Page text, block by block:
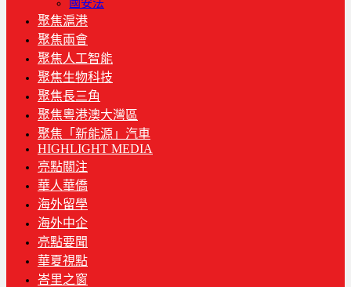
國安法
聚焦滬港
聚焦兩會
聚焦人工智能
聚焦生物科技
聚焦長三角
聚焦粵港澳大灣區
聚焦「新能源」汽車
HIGHLIGHT MEDIA
亮點關注
華人華僑
海外留學
海外中企
亮點要聞
華夏視點
峇里之窗